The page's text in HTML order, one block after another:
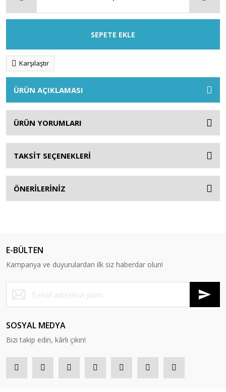
SEPETE EKLE
Karşılaştır
ÜRÜN AÇIKLAMASI
ÜRÜN YORUMLARI
TAKSİT SEÇENEKLERİ
ÖNERİLERİNİZ
E-BÜLTEN
Kampanya ve duyurulardan ilk siz haberdar olun!
SOSYAL MEDYA
Bizi takip edin, kârlı çıkın!